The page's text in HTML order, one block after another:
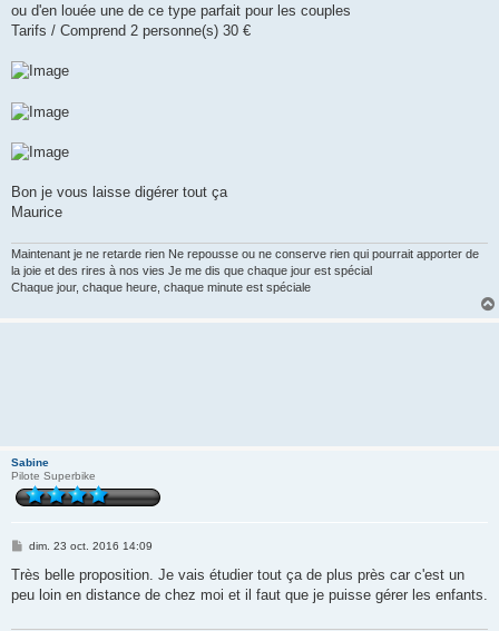
ou d'en louée une de ce type parfait pour les couples
Tarifs / Comprend 2 personne(s) 30 €
Bon je vous laisse digérer tout ça
Maurice
Maintenant je ne retarde rien Ne repousse ou ne conserve rien qui pourrait apporter de
la joie et des rires à nos vies Je me dis que chaque jour est spécial
Chaque jour, chaque heure, chaque minute est spéciale
Sabine
Pilote Superbike
M
s
a
dim. 23 oct. 2016 14:09
Très belle proposition. Je vais étudier tout ça de plus près car c'est un
peu loin en distance de chez moi et il faut que je puisse gérer les enfants.